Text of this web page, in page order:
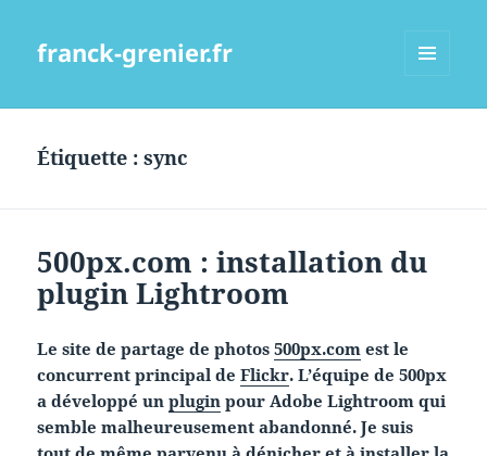
franck-grenier.fr
Étiquette :sync
500px.com : installation du
plugin Lightroom
Le site de partage de photos500px.com est le
concurrent principal deFlickr. L’équipe de 500px
a développé unplugin pour Adobe Lightroom qui
semble malheureusement abandonné. Je suis